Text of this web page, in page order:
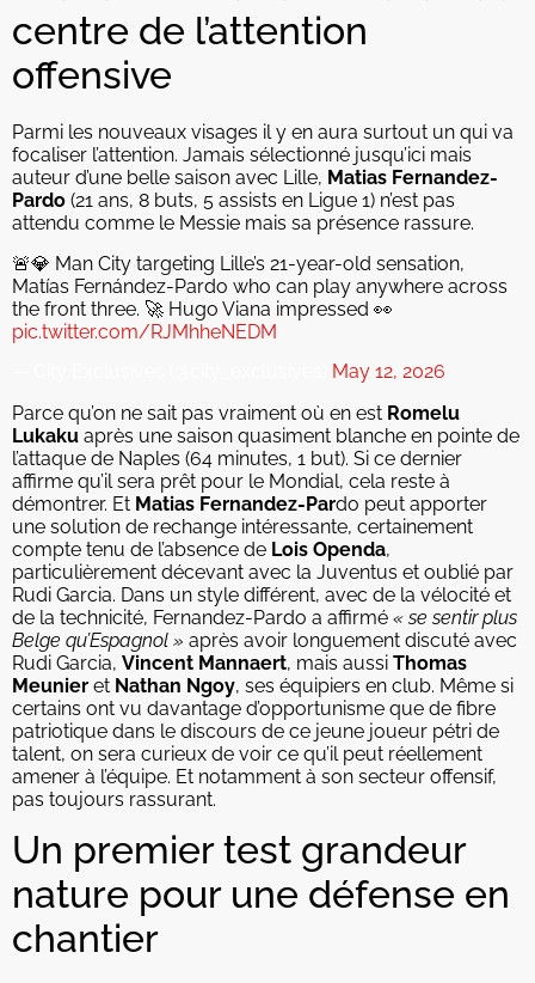
centre de l’attention
offensive
Parmi les nouveaux visages il y en aura surtout un qui va
focaliser l’attention. Jamais sélectionné jusqu’ici mais
auteur d’une belle saison avec Lille, Matias Fernandez-
Pardo (21 ans, 8 buts, 5 assists en Ligue 1) n’est pas
attendu comme le Messie mais sa présence rassure.
🚨💎 Man City targeting Lille’s 21-year-old sensation,
Matías Fernández-Pardo who can play anywhere across
the front three. 🚀 Hugo Viana impressed 👀
pic.twitter.com/RJMhheNEDM
May 12, 2026
Parce qu’on ne sait pas vraiment où en est Romelu
Lukaku après une saison quasiment blanche en pointe de
l’attaque de Naples (64 minutes, 1 but). Si ce dernier
affirme qu’il sera prêt pour le Mondial, cela reste à
démontrer. Et Matias Fernandez-Pardo peut apporter
une solution de rechange intéressante, certainement
compte tenu de l’absence de Lois Openda,
particulièrement décevant avec la Juventus et oublié par
Rudi Garcia. Dans un style différent, avec de la vélocité et
de la technicité, Fernandez-Pardo a affirmé « se sentir plus
Belge qu’Espagnol » après avoir longuement discuté avec
Rudi Garcia, Vincent Mannaert, mais aussi Thomas
Meunier et Nathan Ngoy, ses équipiers en club. Même si
certains ont vu davantage d’opportunisme que de fibre
patriotique dans le discours de ce jeune joueur pétri de
talent, on sera curieux de voir ce qu’il peut réellement
amener à l’équipe. Et notamment à son secteur offensif,
pas toujours rassurant.
Un premier test grandeur
nature pour une défense en
chantier